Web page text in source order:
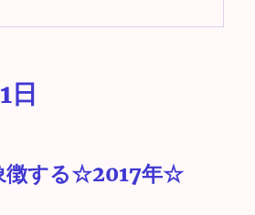
日
徴する☆2017年☆